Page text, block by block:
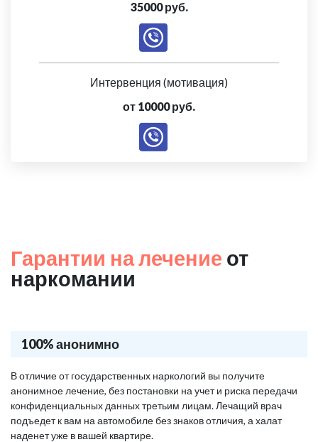
35000 руб.
Интервенция (мотивация)
от 10000 руб.
Гарантии на лечение от
наркомании
100% анонимно
В отличие от государственных наркологий вы получите
анонимное лечение, без постановки на учет и риска передачи
конфиденциальных данных третьим лицам. Лечащий врач
подъедет к вам на автомобиле без знаков отличия, а халат
наденет уже в вашей квартире.